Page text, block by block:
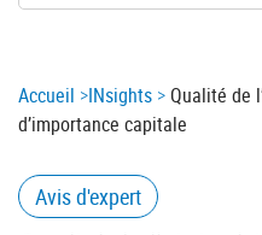
Breadcrumb
Accueil INsights
Qualité de
d’importance capitale
Avis d'expert